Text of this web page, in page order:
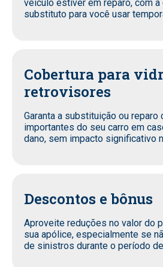
veículo estiver em reparo, com a
substituto para você usar
Cobertura para
retrovisores
Garanta a substituição ou reparo
importantes do seu carro em
dano, sem impacto significativo
Descontos e bônus
Aproveite reduções no valor do
sua apólice, especialmente se
de sinistros durante o período